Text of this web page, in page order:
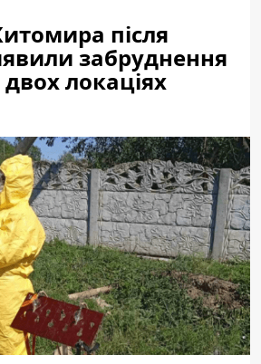
після
забруднення
локаціях